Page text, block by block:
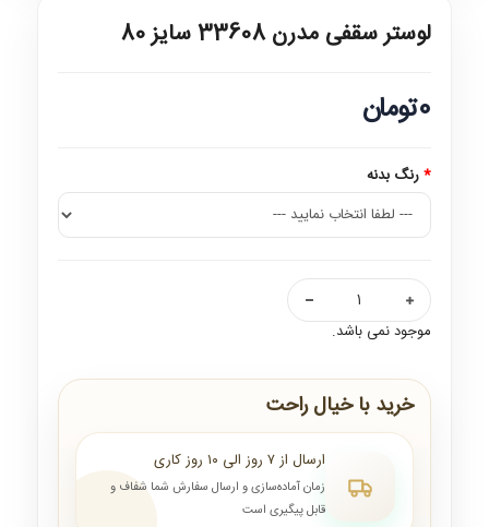
لوستر سقفی مدرن 33608 سایز 80
0تومان
رنگ بدنه
موجود نمی باشد.
خرید با خیال راحت
ارسال از ۷ روز الی ۱۰ روز کاری
زمان آماده‌سازی و ارسال سفارش شما شفاف و
قابل پیگیری است